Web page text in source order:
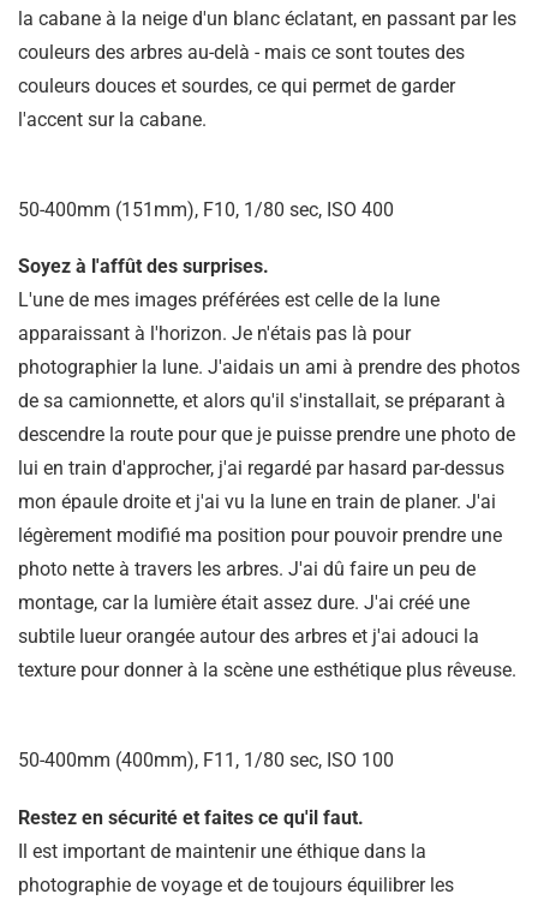
la cabane à la neige d'un blanc éclatant, en passant par les
couleurs des arbres au-delà - mais ce sont toutes des
couleurs douces et sourdes, ce qui permet de garder
l'accent sur la cabane.
50-400mm (151mm), F10, 1/80 sec, ISO 400
Soyez à l'affût des surprises.
L'une de mes images préférées est celle de la lune
apparaissant à l'horizon. Je n'étais pas là pour
photographier la lune. J'aidais un ami à prendre des photos
de sa camionnette, et alors qu'il s'installait, se préparant à
descendre la route pour que je puisse prendre une photo de
lui en train d'approcher, j'ai regardé par hasard par-dessus
mon épaule droite et j'ai vu la lune en train de planer. J'ai
légèrement modifié ma position pour pouvoir prendre une
photo nette à travers les arbres. J'ai dû faire un peu de
montage, car la lumière était assez dure. J'ai créé une
subtile lueur orangée autour des arbres et j'ai adouci la
texture pour donner à la scène une esthétique plus rêveuse.
50-400mm (400mm), F11, 1/80 sec, ISO 100
Restez en sécurité et faites ce qu'il faut.
Il est important de maintenir une éthique dans la
photographie de voyage et de toujours équilibrer les